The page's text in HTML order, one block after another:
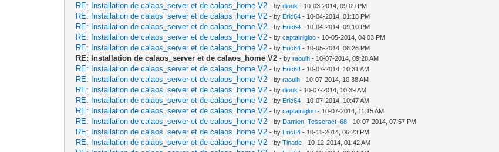
RE: Installation de calaos_server et de calaos_home V2 - bydiouk - 10-03-2014, 09:09 PM
RE: Installation de calaos_server et de calaos_home V2 - by Eric64 - 10-04-2014, 01:18 PM
RE: Installation de calaos_server et de calaos_home V2 - by Eric64 - 10-04-2014, 09:10 PM
RE: Installation de calaos_server et de calaos_home V2 - bycaptainigloo - 10-05-2014, 04:03 PM
RE: Installation de calaos_server et de calaos_home V2 - by Eric64 - 10-05-2014, 06:26 PM
RE: Installation de calaos_server et de calaos_home V2 - byraoulh - 10-07-2014, 09:28 AM
RE: Installation de calaos_server et de calaos_home V2 - by Eric64 - 10-07-2014, 10:31 AM
RE: Installation de calaos_server et de calaos_home V2 - byraoulh - 10-07-2014, 10:38 AM
RE: Installation de calaos_server et de calaos_home V2 - bydiouk - 10-07-2014, 10:39 AM
RE: Installation de calaos_server et de calaos_home V2 - by Eric64 - 10-07-2014, 10:47 AM
RE: Installation de calaos_server et de calaos_home V2 - bycaptainigloo - 10-07-2014, 11:15 AM
RE: Installation de calaos_server et de calaos_home V2 - by Damien_Tesseract_68 - 10-07-2014, 07:57 PM
RE: Installation de calaos_server et de calaos_home V2 - by Eric64 - 10-11-2014, 06:23 PM
RE: Installation de calaos_server et de calaos_home V2 - byTinade - 10-12-2014, 01:42 AM